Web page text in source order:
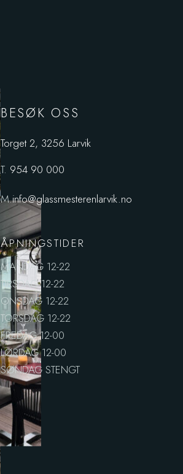
BESØK OSS
Torget 2, 3256 Larvik
T. 954 90 000
M.info@glassmesterenlarvik.no
ÅPNINGSTIDER
MANDAG 12-22
TIRSDAG 12-22
ONSDAG 12-22
TORSDAG 12-22
FREDAG 12-00
LØRDAG 12-00
SØNDAG STENGT